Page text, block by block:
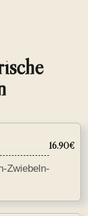
16.90€
Zwiebeln-